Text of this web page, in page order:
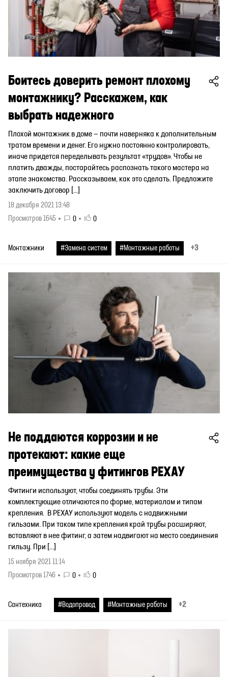
Боитесь доверить ремонт плохому
монтажнику? Расскажем, как
выбрать надежного
Плохой монтажник в доме — почти наверняка к дополнительным
тратам времени и денег. Его нужно постоянно контролировать,
иначе придется переделывать результат «трудов». Чтобы не
платить дважды, постарайтесь распознать такого мастера на
этапе знакомства. Рассказываем, как это сделать. Предложите
заключить договор […]
18 декабря 2021 13:48
Просмотров 1645
0 0
Монтажники #Замена систем #Монтажные работы +3
Не поддаются коррозии и не
протекают: какие еще
преимущества у фитингов РЕХАУ
Фитинги используют, чтобы соединять трубы. Эти
комплектующие отличаются по форме, материалам и типам
крепления. В РЕХАУ используют модель с надвижными
гильзами. При таком типе крепления край трубы расширяют,
вставляют в нее фитинг, а затем надвигают на место соединения
гильзу. При […]
15 ноября 2021 11:14
Просмотров 1746
0 0
Сантехника #Водопровод #Монтажные работы +2